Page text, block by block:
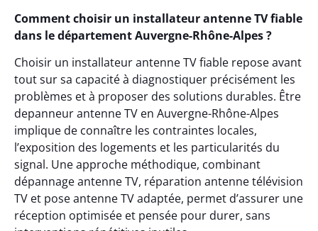
Comment choisir un installateur antenne TV fiable
dans le département Auvergne-Rhône-Alpes ?
Choisir un installateur antenne TV fiable repose avant
tout sur sa capacité à diagnostiquer précisément les
problèmes et à proposer des solutions durables. Être
depanneur antenne TV en Auvergne-Rhône-Alpes
implique de connaître les contraintes locales,
l’exposition des logements et les particularités du
signal. Une approche méthodique, combinant
dépannage antenne TV, réparation antenne télévision
TV et pose antenne TV adaptée, permet d’assurer une
réception optimisée et pensée pour durer, sans